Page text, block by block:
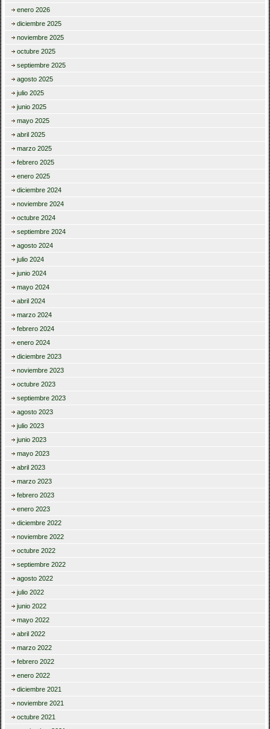
enero 2026
diciembre 2025
noviembre 2025
octubre 2025
septiembre 2025
agosto 2025
julio 2025
junio 2025
mayo 2025
abril 2025
marzo 2025
febrero 2025
enero 2025
diciembre 2024
noviembre 2024
octubre 2024
septiembre 2024
agosto 2024
julio 2024
junio 2024
mayo 2024
abril 2024
marzo 2024
febrero 2024
enero 2024
diciembre 2023
noviembre 2023
octubre 2023
septiembre 2023
agosto 2023
julio 2023
junio 2023
mayo 2023
abril 2023
marzo 2023
febrero 2023
enero 2023
diciembre 2022
noviembre 2022
octubre 2022
septiembre 2022
agosto 2022
julio 2022
junio 2022
mayo 2022
abril 2022
marzo 2022
febrero 2022
enero 2022
diciembre 2021
noviembre 2021
octubre 2021